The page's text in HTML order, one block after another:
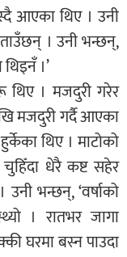
आएका थिए । उनी
। उनी भन्छन्,
।’
थिए । मजदुरी गरेर
मजदुरी गर्दै आएका
थिए । माटोको
धेरै कष्ट सहेर
भन्छन्, ‘वर्षाको
। रातभर जागा
घरमा बस्न पाउदा